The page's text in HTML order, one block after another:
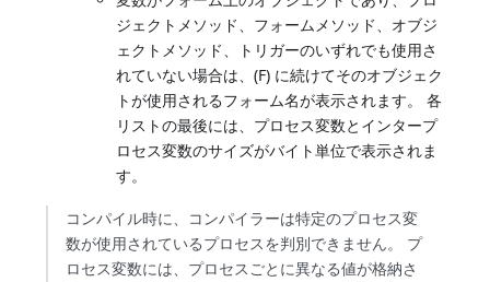
ジェクトメソッド、フォームメソッド、オブジ
ェクトメソッド、トリガーのいずれでも使用さ
れていない場合は、(F) に続けてそのオブジェク
トが使用されるフォーム名が表示されます。 各
リストの最後には、プロセス変数とインタープ
ロセス変数のサイズがバイト単位で表示されま
す。
コンパイル時に、コンパイラーは特定のプロセス変
数が使用されているプロセスを判別できません。 プ
ロセス変数には、プロセスごとに異なる値が格納さ